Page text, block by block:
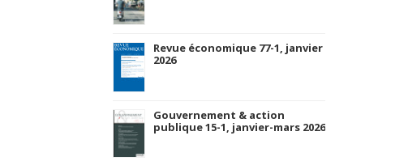
Revue économique 77-1, janvier
2026
Gouvernement & action
publique 15-1, janvier-mars 2026